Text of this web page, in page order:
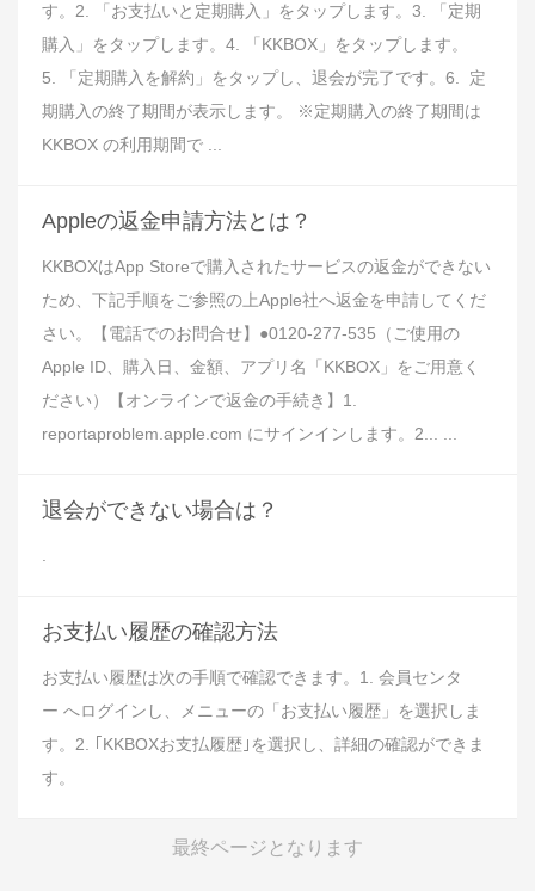
す。2. 「お支払いと定期購入」をタップします。3. 「定期
購入」をタップします。4. 「KKBOX」をタップします。
5. 「定期購入を解約」をタップし、退会が完了です。6. 定
期購入の終了期間が表示します。 ※定期購入の終了期間は
KKBOX の利用期間で ...
Appleの返金申請方法とは？
KKBOXはApp Storeで購入されたサービスの返金ができない
ため、下記手順をご参照の上Apple社へ返金を申請してくだ
さい。【電話でのお問合せ】●0120-277-535（ご使用の
Apple ID、購入日、金額、アプリ名「KKBOX」をご用意く
ださい）【オンラインで返金の手続き】1.
reportaproblem.apple.com にサインインします。2... ...
退会ができない場合は？
お支払い履歴の確認方法
お支払い履歴は次の手順で確認できます。1. 会員センタ
ー へログインし、メニューの「お支払い履歴」を選択しま
す。2. ｢KKBOXお支払履歴｣を選択し、詳細の確認ができま
す。
最終ページとなります